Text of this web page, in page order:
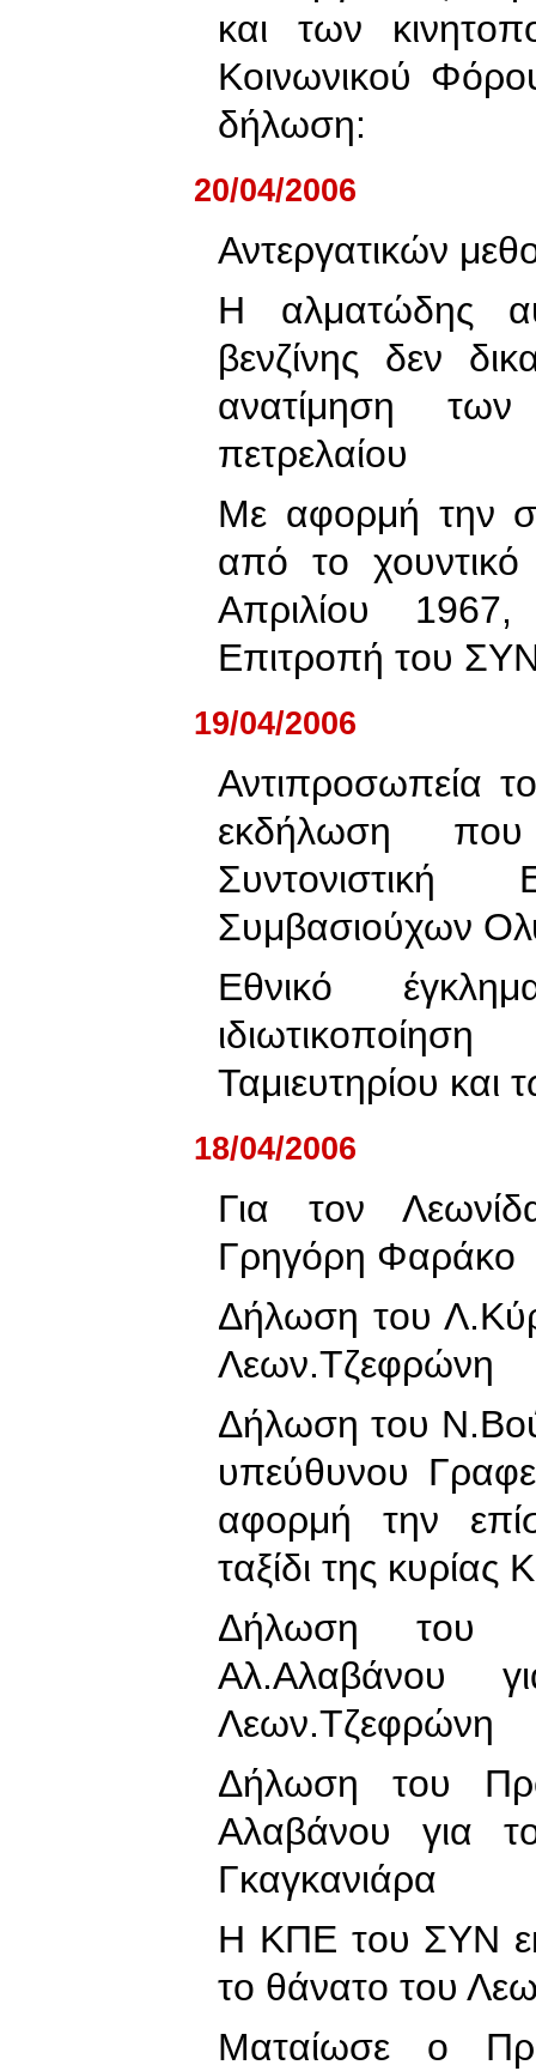
και των
Κοινωνικού
δήλωση:
20/04/2006
Αντεργατικών
Η αλματώδης
βενζίνης δεν
ανατίμηση
πετρελαίου
Με αφορμή την
από το
Απριλίου
Επιτροπή του ΣΥΝ
19/04/2006
Αντιπροσωπεία
εκδήλωση
Συντονιστική
Συμβασιούχων
Εθνικό
Ταμιευτηρίου και
18/04/2006
Για τον
Γρηγόρη Φαράκο
Δήλωση του
Λεων.Τζεφρώνη
Δήλωση του
υπεύθυνου
αφορμή την
ταξίδι της
Δήλωση του
Αλ.Αλαβάνου
Λεων.Τζεφρώνη
Δήλωση του
Αλαβάνου για
Γκαγκανιάρα
Η ΚΠΕ του ΣΥΝ
το θάνατο του
Ματαίωσε ο